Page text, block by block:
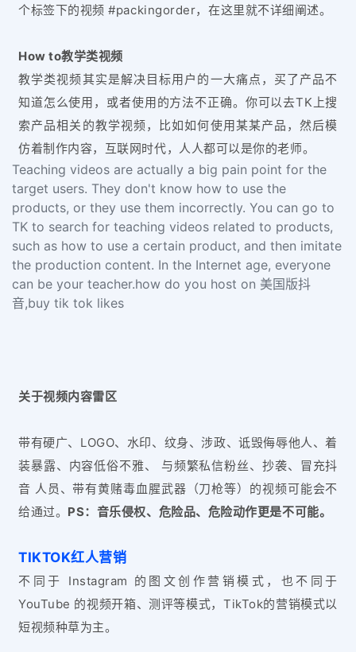
个标签下的视频 #packingorder，在这里就不详细阐述。
How to教学类视频
教学类视频其实是解决目标用户的一大痛点，买了产品不
知道怎么使用，或者使用的方法不正确。你可以去TK上搜
索产品相关的教学视频，比如如何使用某某产品，然后模
仿着制作内容，互联网时代，人人都可以是你的老师。
Teaching videos are actually a big pain point for the
target users. They don't know how to use the
products, or they use them incorrectly. You can go to
TK to search for teaching videos related to products,
such as how to use a certain product, and then imitate
the production content. In the Internet age, everyone
can be your teacher.how do you host on 美国版抖
音,buy tik tok likes
关于视频内容雷区
带有硬广、LOGO、水印、纹身、涉政、诋毁侮辱他人、着
装暴露、内容低俗不雅、 与频繁私信粉丝、抄袭、冒充抖
音 人员、带有黄赌毒血腥武器（刀枪等）的视频可能会不
给通过。 PS：音乐侵权、危险品、危险动作更是不可能。
TIKTOK红人营销
不同于 Instagram 的图文创作营销模式，也不同于
YouTube 的视频开箱、测评等模式，TikTok的营销模式以
短视频种草为主。